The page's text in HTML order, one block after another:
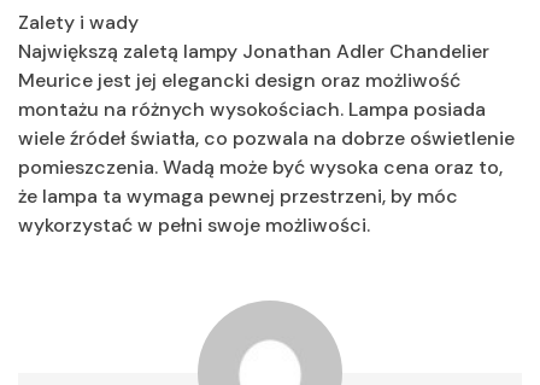
Zalety i wady
Największą zaletą lampy Jonathan Adler Chandelier
Meurice jest jej elegancki design oraz możliwość
montażu na różnych wysokościach. Lampa posiada
wiele źródeł światła, co pozwala na dobrze oświetlenie
pomieszczenia. Wadą może być wysoka cena oraz to,
że lampa ta wymaga pewnej przestrzeni, by móc
wykorzystać w pełni swoje możliwości.